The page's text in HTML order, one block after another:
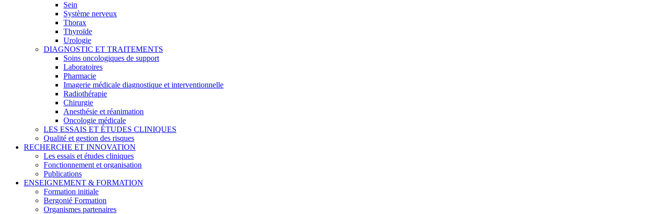
Sein
Système nerveux
Thorax
Thyroïde
Urologie
DIAGNOSTIC ET TRAITEMENTS
Soins oncologiques de support
Laboratoires
Pharmacie
Imagerie médicale diagnostique et interventionnelle
Radiothérapie
Chirurgie
Anesthésie et réanimation
Oncologie médicale
LES ESSAIS ET ÉTUDES CLINIQUES
Qualité et gestion des risques
RECHERCHE ET INNOVATION
Les essais et études cliniques
Fonctionnement et organisation
Publications
ENSEIGNEMENT & FORMATION
Formation initiale
Bergonié Formation
Organismes partenaires